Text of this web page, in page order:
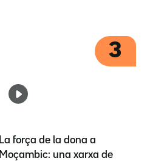
3
La força de la dona a
Moçambic: una xarxa de